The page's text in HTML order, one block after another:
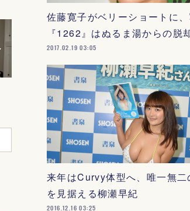
佐藤寛子がベリーショートに
『1262』はぬるま湯からの脱
2017.02.19 03:05
来年はCurvy体型へ、唯一無二
を見据える柳瀬早紀
2016.12.16 03:25